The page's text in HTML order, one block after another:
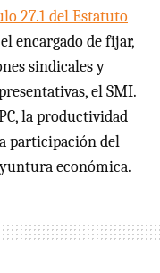
27.1 del Estatuto
encargado de fijar,
sindicales y
el SMI.
la productividad
participación del
económica.